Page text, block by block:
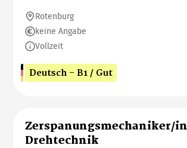
Rotenburg
keine Angabe
Vollzeit
Deutsch - B1 / Gut
Zerspanungsmechaniker/
Drehtechnik